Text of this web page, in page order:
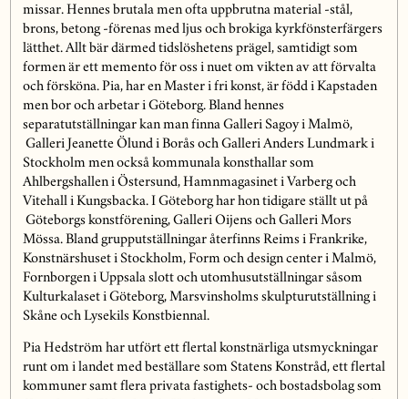
missar. Hennes brutala men ofta uppbrutna material -stål,
brons, betong -förenas med ljus och brokiga kyrkfönsterfärgers
lätthet. Allt bär därmed tidslöshetens prägel, samtidigt som
formen är ett memento för oss i nuet om vikten av att förvalta
och försköna. Pia, har en Master i fri konst, är född i Kapstaden
men bor och arbetar i Göteborg. Bland hennes
separatutställningar kan man finna Galleri Sagoy i Malmö,
Galleri Jeanette Ölund i Borås och Galleri Anders Lundmark i
Stockholm men också kommunala konsthallar som
Ahlbergshallen i Östersund, Hamnmagasinet i Varberg och
Vitehall i Kungsbacka. I Göteborg har hon tidigare ställt ut på
Göteborgs konstförening, Galleri Oijens och Galleri Mors
Mössa. Bland grupputställningar återfinns Reims i Frankrike,
Konstnärshuset i Stockholm, Form och design center i Malmö,
Fornborgen i Uppsala slott och utomhusutställningar såsom
Kulturkalaset i Göteborg, Marsvinsholms skulpturutställning i
Skåne och Lysekils Konstbiennal.
Pia Hedström har utfört ett flertal konstnärliga utsmyckningar
runt om i landet med beställare som Statens Konstråd, ett flertal
kommuner samt flera privata fastighets- och bostadsbolag som